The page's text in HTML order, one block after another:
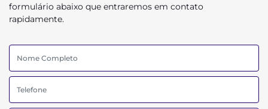
formulário abaixo que entraremos em contato
rapidamente.